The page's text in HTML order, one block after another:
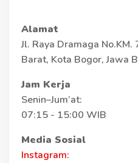
Alamat
Jl. Raya Dramaga
Barat, Kota Bogor, Jawa
Jam Kerja
Senin–Jum’at:
07:15 - 15:00 WIB
Media Sosial
Instagram: